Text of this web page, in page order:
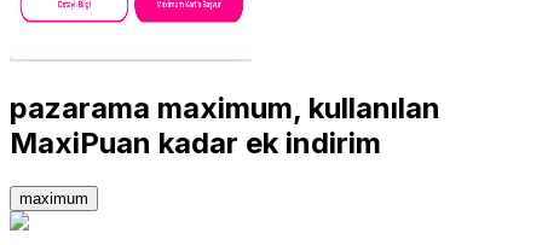
pazarama maximum, kullanılan
MaxiPuan kadar ek indirim
maximum